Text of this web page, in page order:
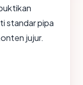
standar pipa
jujur.